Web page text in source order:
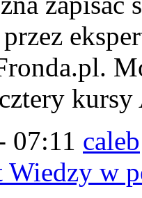
07:11 caleb
Wiedzy w